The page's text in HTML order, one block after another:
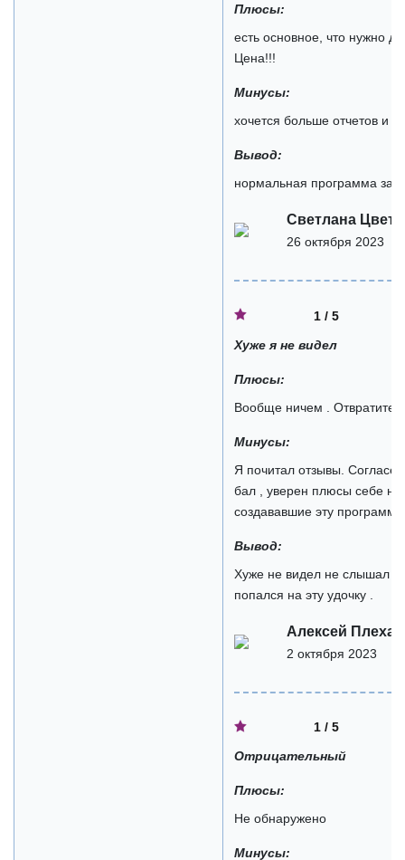
Плюсы:
есть основное, что нужно
Цена!!!
Минусы:
хочется больше отчетов и
Вывод:
нормальная программа за
Светлана
26 октября 2023
1 / 5
Хуже я не видел
Плюсы:
Вообще ничем .
Минусы:
Я почитал отзывы.
бал , уверен плюсы себе
создававшие эту
Вывод:
Хуже не видел не слышал и
попался на эту удочку .
Алексей
2 октября 2023
1 / 5
Отрицательный
Плюсы:
Не обнаружено
Минусы: